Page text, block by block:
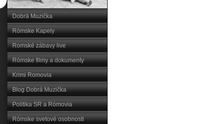
Dobrá Muzička
Rómske Kapely
Romské zábavy live
Rómske filmy a dokumenty
Krimi Romovia
Blog Dobrá Muzička
Politika SR a Rómovia
Rómske svetové osobnosti